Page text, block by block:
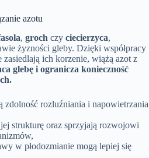
azotu
, groch czy ciecierzyca,
żyzności gleby. Dzięki współpracy
zasiedlają ich korzenie, wiążą azot z
glebę i ogranicza konieczność
zdolność rozluźniania i napowietrzania
strukturę oraz sprzyjają rozwojowi
w płodozmianie mogą lepiej się